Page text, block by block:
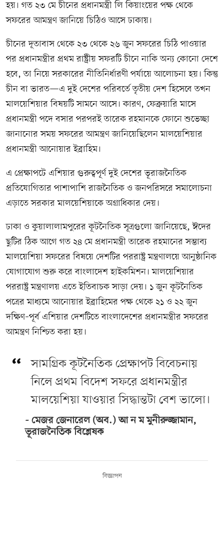
হয়। গত ২৩ মে চীনের প্রধানমন্ত্রী লি কিয়াংয়ের পক্ষ থেকে
সফরের আমন্ত্রণ জানিয়ে চিঠিও আসে ঢাকায়।
চীনের দূতাবাস থেকে ২৩ থেকে ২৬ জুন সফরের চিঠি পাওয়ার
পর প্রধানমন্ত্রীর প্রথম রাষ্ট্রীয় সফরটি চীনে নাকি অন্য কোনো দেশে
হবে, তা নিয়ে সরকারের নীতিনির্ধারণী পর্যায়ে আলোচনা হয়। কিন্তু
চীন বা ভারত—এ দুই দেশের পরিবর্তে তৃতীয় দেশ হিসেবে তখন
মালয়েশিয়ার বিষয়টি সামনে আসে। কারণ, ফেব্রুয়ারি মাসে
প্রধানমন্ত্রী পদে বসার পরপরই তারেক রহমানকে ফোনে শুভেচ্ছা
জানানোর সময় সফরের আমন্ত্রণ জানিয়েছিলেন মালয়েশিয়ার
প্রধানমন্ত্রী আনোয়ার ইব্রাহিম।
এ প্রেক্ষাপটে এশিয়ার গুরুত্বপূর্ণ দুই দেশের ভূরাজনৈতিক
প্রতিযোগিতার পাশাপাশি রাজনৈতিক ও জনপরিসরে সমালোচনা
এড়াতে সরকার মালয়েশিয়াকে অগ্রাধিকার দেয়।
ঢাকা ও কুয়ালালামপুরের কূটনৈতিক সূত্রগুলো জানিয়েছে, ঈদের
ছুটির ঠিক আগে গত ২৪ মে প্রধানমন্ত্রী তারেক রহমানের সম্ভাব্য
মালয়েশিয়া সফরের বিষয়ে দেশটির পররাষ্ট্র মন্ত্রণালয়ে আনুষ্ঠানিক
যোগাযোগ শুরু করে বাংলাদেশ হাইকমিশন। মালয়েশিয়ার
পররাষ্ট্র মন্ত্রণালয় এতে ইতিবাচক সাড়া দেয়। ১ জুন কূটনৈতিক
পত্রের মাধ্যমে আনোয়ার ইব্রাহিমের পক্ষ থেকে ২১ ও ২২ জুন
দক্ষিণ–পূর্ব এশিয়ার দেশটিতে বাংলাদেশের প্রধানমন্ত্রীর সফরের
আমন্ত্রণ নিশ্চিত করা হয়।
সামগ্রিক কূটনৈতিক প্রেক্ষাপট বিবেচনায়
নিলে প্রথম বিদেশ সফরে প্রধানমন্ত্রীর
মালয়েশিয়া যাওয়ার সিদ্ধান্তটা বেশ ভালো।
মেজর জেনারেল (অব.) আ ন ম মুনীরুজ্জামান,
ভূরাজনৈতিক বিশ্লেষক
বিজ্ঞাপন